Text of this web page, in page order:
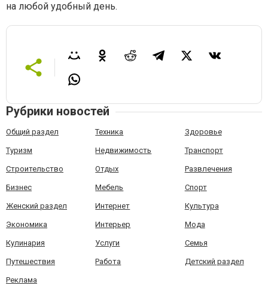
на любой удобный день.
Рубрики новостей
Общий раздел Техника Здоровье
Туризм Недвижимость Транспорт
Строительство Отдых Развлечения
Бизнес Мебель Спорт
Женский раздел Интернет Культура
Экономика Интерьер Мода
Кулинария Услуги Семья
Путешествия Работа Детский раздел
Реклама